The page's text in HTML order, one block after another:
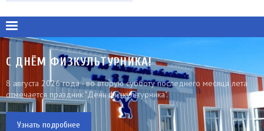
С ДНЁМ ФИЗКУЛЬТУРНИКА!
8 августа 2026 года - во вторую субботу последнего месяца лета
отмечается праздник "День физкультурника".
Узнать подробнее